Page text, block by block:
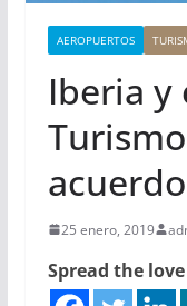
AEROPUERTOS
Iberia
acuerdo
25 enero, 2019
Spread the love